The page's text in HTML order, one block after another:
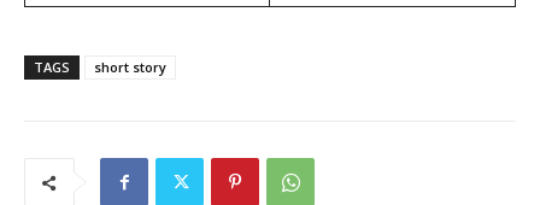
TAGS short story